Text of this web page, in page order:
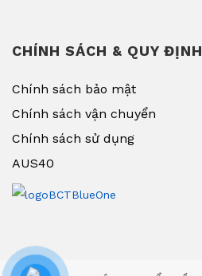
CHÍNH SÁCH & QUY ĐỊNH
Chính sách bảo mật
Chính sách vận chuyển
Chính sách sử dụng
AUS40